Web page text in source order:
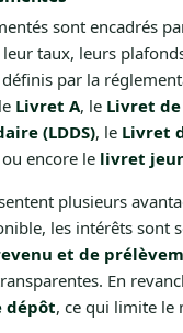
sont encadrés
taux, leurs
par la
Livret A, le Livret
(LDDS), le Livret
encore le livret
plusieurs
les intérêts sont
et de
En
dépôt, ce qui limite le